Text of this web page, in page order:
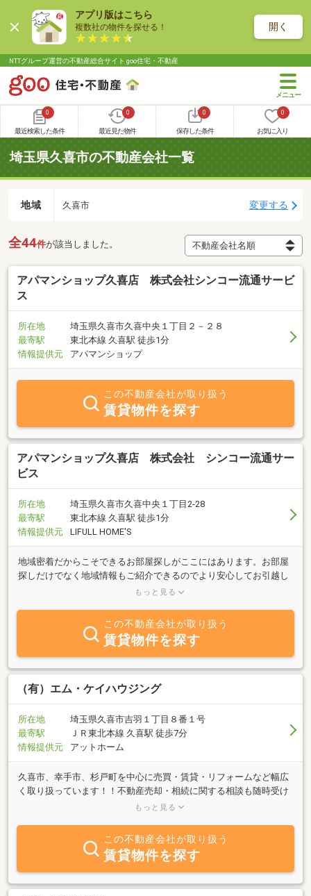
アプリ版はこちら
複数社の物件を探せる！ 開く
NTTグループ運営の不動産総合サイト goo住宅・不動産
0
最近検索した条件
0
最近見た物件
0
保存した条件
0
お気に入り
埼玉県久喜市の不動産会社一覧
地域 久喜市 変更する
全44件が該当しました。
アパマンショップ久喜店 株式会社シンコー流通サービ
ス
所在地
埼玉県久喜市久喜中央１丁目２－２８
最寄駅
東北本線 久喜駅 徒歩1分
情報提供元
アパマンショップ
この不動産会社が取り扱う
賃貸物件を探す
アパマンショップ久喜店 株式会社 シンコー流通サー
ビス
所在地
埼玉県久喜市久喜中央１丁目2-28
最寄駅
東北本線 久喜駅 徒歩1分
情報提供元
LIFULL HOME'S
地域密着だからこそできるお部屋探しがここにはあります。お部屋
探しだけでなく地域情報もご紹介できるのでより安心してお引越し
頂けます。久喜、幸手、加須周辺のお部屋探しは当店におまかせ下
もっと見る
この不動産会社が取り扱う
賃貸物件を探す
（有）エム・ケイハウジング
所在地
埼玉県久喜市吉羽１丁目８番１号
最寄駅
ＪＲ東北本線 久喜駅 徒歩7分
情報提供元
アットホーム
久喜市、幸手市、杉戸町を中心に売買・賃貸・リフォームなど幅広
く取り扱っています！！不動産売却・相続に関する相談も随時受け
つけております！！JR東北本線「久喜」駅から徒歩７分！！駐車場
もっと見る
この不動産会社が取り扱う
賃貸物件を探す